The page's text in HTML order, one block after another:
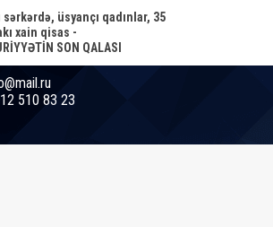
sərkərdə, üsyançı qadınlar, 35
xain qisas -
SON QALASI
510 83 23